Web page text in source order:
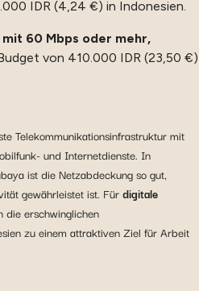
IDR (4,24 €) in Indonesien.
60 Mbps oder mehr,
von 410.000 IDR (23,50 €)
Telekommunikationsinfrastruktur mit
und Internetdienste. In
ist die Netzabdeckung so gut,
gewährleistet ist. Fürdigitale
die erschwinglichen
zu einem attraktiven Ziel für Arbeit